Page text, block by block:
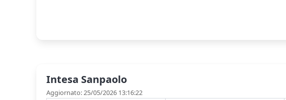
Intesa Sanpaolo
Aggiornato: 25/05/2026 13:16:22